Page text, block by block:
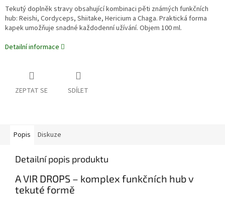
Tekutý doplněk stravy obsahující kombinaci pěti známých funkčních
hub: Reishi, Cordyceps, Shiitake, Hericium a Chaga. Praktická forma
kapek umožňuje snadné každodenní užívání. Objem 100 ml.
Detailní informace
ZEPTAT SE SDÍLET
Popis Diskuze
Detailní popis produktu
A VIR DROPS – komplex funkčních hub v
tekuté formě